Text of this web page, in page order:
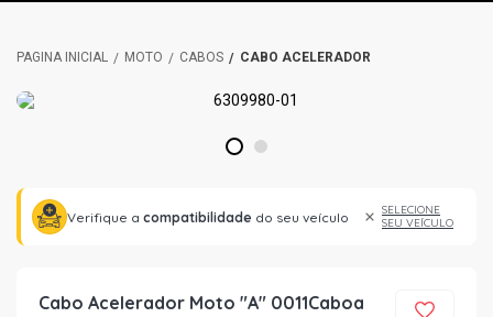
MOTO CABOS CABO ACELERADOR
1 2
Verifique a compatibilidade do seu veículo
SELECIONE
SEU VEÍCULO
Cabo Acelerador Moto "A" 0011Caboa